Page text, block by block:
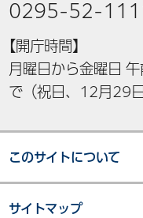
0295-52-
【開庁時間】
月曜日から金曜日
で（祝日、12月29
このサイトについて
サイトマップ